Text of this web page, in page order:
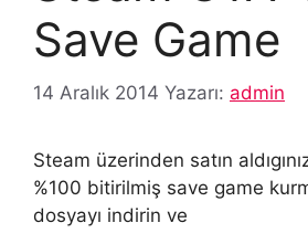
Save Game
14 Aralık 2014 Yazarı: admin
Steam üzerinden satın
%100 bitirilmiş save game
dosyayı indirin ve